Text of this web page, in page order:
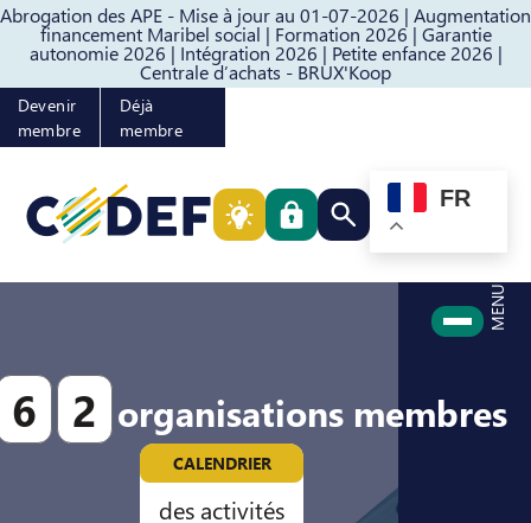
Abrogation des APE - Mise à jour au 01-07-2026 | Augmentation
financement Maribel social | Formation 2026 | Garantie
autonomie 2026 | Intégration 2026 | Petite enfance 2026 |
Centrale d’achats - BRUX'Koop
Passer au contenuPasser au pied de page
Devenir
membre
Déjà
membre
Rechercher quelque
FR
MENU
6 2 organisations membres
CALENDRIER
des activités